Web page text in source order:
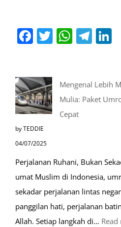
Facebook
Twitter
Mengenal Lebih
Mulia: Paket
Cepat
by TEDDIE
04/07/2025
Perjalanan Ruhani, Bukan
umat Muslim di Indonesia,
sekadar perjalanan lintas
panggilan hati, perjalanan
Allah. Setiap langkah di…